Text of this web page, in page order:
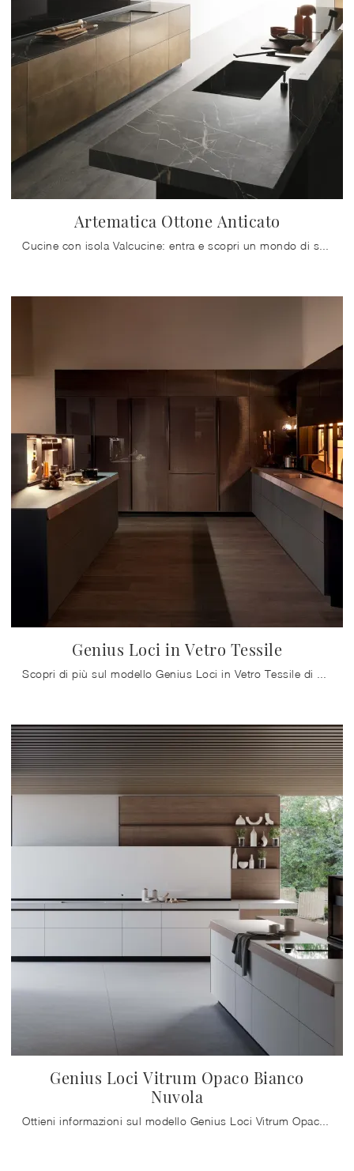
Artematica Ottone Anticato
Genius Loci in Vetro Tessile
Genius Loci Vitrum Opaco Bianco
Nuvola